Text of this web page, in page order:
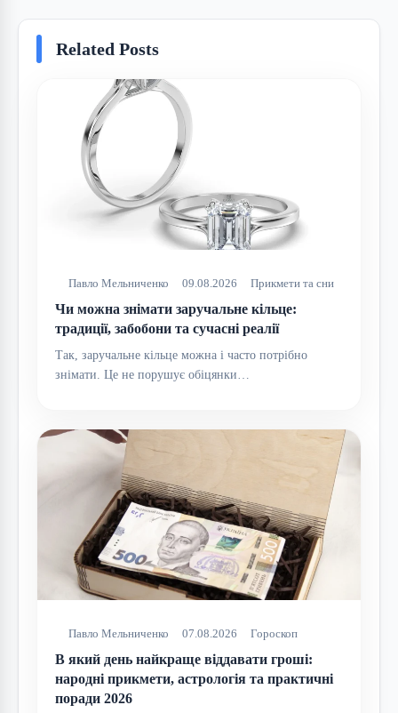
Related Posts
Павло Мельниченко 09.08.2026 Прикмети та сни
Чи можна знімати заручальне кільце:
традиції, забобони та сучасні реалії
Так, заручальне кільце можна і часто потрібно
знімати. Це не порушує обіцянки…
Павло Мельниченко 07.08.2026 Гороскоп
В який день найкраще віддавати гроші:
народні прикмети, астрологія та практичні
поради 2026